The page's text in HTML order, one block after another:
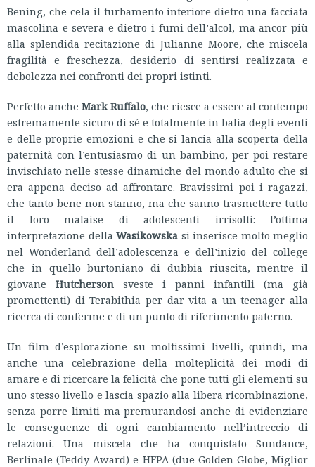
Bening, che cela il turbamento interiore dietro una facciata
mascolina e severa e dietro i fumi dell’alcol, ma ancor più
alla splendida recitazione di Julianne Moore, che miscela
fragilità e freschezza, desiderio di sentirsi realizzata e
debolezza nei confronti dei propri istinti.
Perfetto anche Mark Ruffalo, che riesce a essere al contempo
estremamente sicuro di sé e totalmente in balia degli eventi
e delle proprie emozioni e che si lancia alla scoperta della
paternità con l’entusiasmo di un bambino, per poi restare
invischiato nelle stesse dinamiche del mondo adulto che si
era appena deciso ad affrontare. Bravissimi poi i ragazzi,
che tanto bene non stanno, ma che sanno trasmettere tutto
il loro malaise di adolescenti irrisolti: l’ottima
interpretazione della Wasikowska si inserisce molto meglio
nel Wonderland dell’adolescenza e dell’inizio del college
che in quello burtoniano di dubbia riuscita, mentre il
giovane Hutcherson sveste i panni infantili (ma già
promettenti) di Terabithia per dar vita a un teenager alla
ricerca di conferme e di un punto di riferimento paterno.
Un film d’esplorazione su moltissimi livelli, quindi, ma
anche una celebrazione della molteplicità dei modi di
amare e di ricercare la felicità che pone tutti gli elementi su
uno stesso livello e lascia spazio alla libera ricombinazione,
senza porre limiti ma premurandosi anche di evidenziare
le conseguenze di ogni cambiamento nell’intreccio di
relazioni. Una miscela che ha conquistato Sundance,
Berlinale (Teddy Award) e HFPA (due Golden Globe, Miglior